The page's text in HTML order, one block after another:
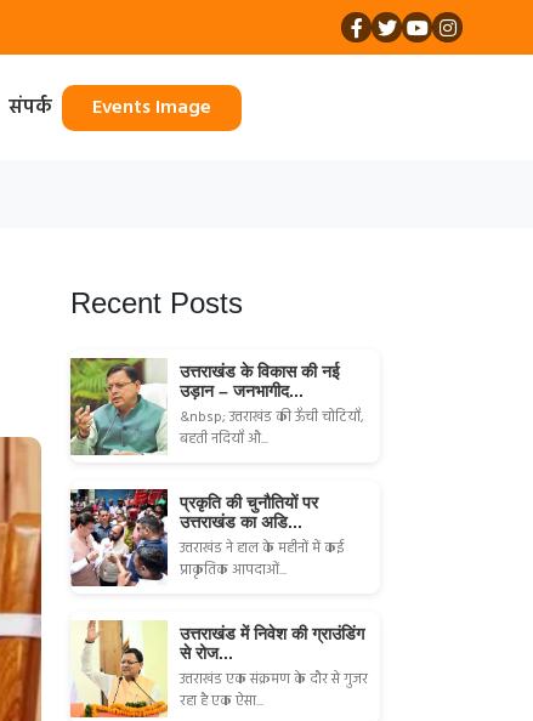
संपर्क Events Image
Recent Posts
उत्तराखंड के विकास की नई
उड़ान – जनभागीद...
&nbsp; उत्तराखंड की ऊँची चोटियाँ,
बहती नदियाँ औ...
प्रकृति की चुनौतियों पर
उत्तराखंड का अडि...
उत्तराखंड ने हाल के महीनों में कई
प्राकृतिक आपदाओं...
उत्तराखंड में निवेश की ग्राउंडिंग
से रोज...
उत्तराखंड एक संक्रमण के दौर से गुजर
रहा है एक ऐसा...